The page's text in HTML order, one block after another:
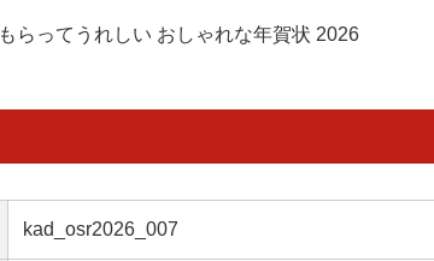
もらってうれしい おしゃれな年賀状 2026
kad_osr2026_007